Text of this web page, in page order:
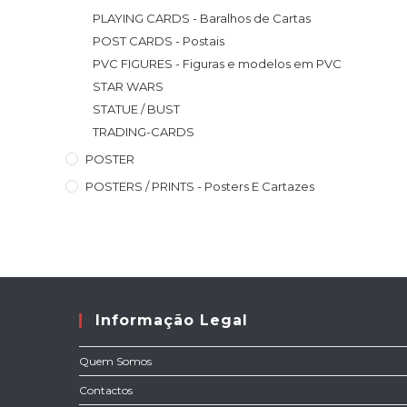
PLAYING CARDS - Baralhos de Cartas
POST CARDS - Postais
PVC FIGURES - Figuras e modelos em PVC
STAR WARS
STATUE / BUST
TRADING-CARDS
POSTER
POSTERS / PRINTS - Posters E Cartazes
Informação Legal
Quem Somos
Contactos